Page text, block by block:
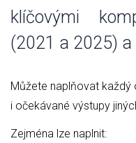
klíčovými
(2021 a 2025) a
Můžete naplňovat každý
i očekávané výstupy
Zejména lze naplnit: